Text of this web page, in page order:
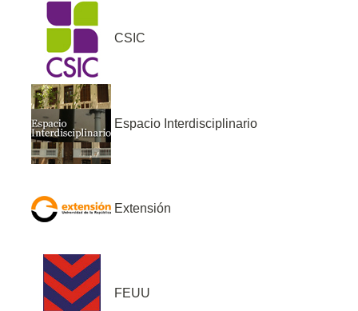
CSIC
Espacio Interdisciplinario
Extensión
FEUU